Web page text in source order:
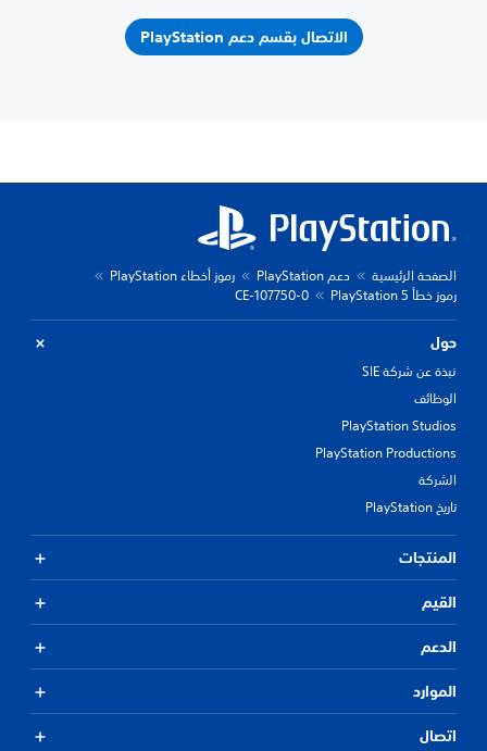
الاتصال بقسم دعم PlayStation
الصفحة الرئيسية دعم PlayStation
رموز أخطاء PlayStation
رموز خطأ PlayStation 5
CE-107750-0
حول
نبذة عن شركة SIE
الوظائف
PlayStation Studios
PlayStation Productions
الشركة
تاريخ PlayStation
المنتجات
القيم
الدعم
الموارد
اتصال